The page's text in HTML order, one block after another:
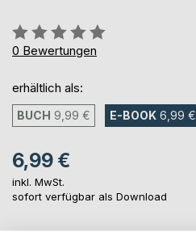
Bewertung::
0%
0 Bewertungen
erhältlich als:
BUCH 9,99 € E-BOOK 6,99 €
6,99 €
inkl. MwSt.
sofort verfügbar als Download